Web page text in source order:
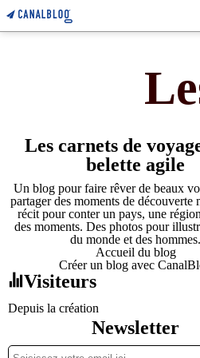
Les carnets de
belette agile
Un blog pour faire rêver de beaux
partager des moments de découverte
récit pour conter un pays, une
des moments. Des photos pour
du monde et des hommes.
Accueil du blog
Créer un blog avec
Visiteurs
Depuis la création
Newsletter